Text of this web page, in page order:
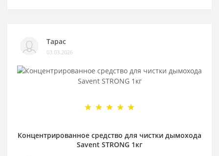
Тарас
03.03.2026
Концентрированное средство для чистки дымохода
Savent STRONG 1кг